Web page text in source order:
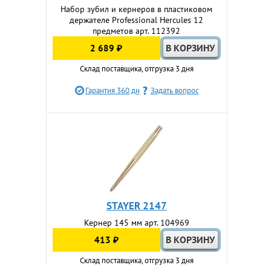
Набор зубил и кернеров в пластиковом
держателе Professional Hercules 12
предметов арт. 112392
2 689 ₽
Склад поставщика, отгрузка 3 дня
Гарантия 360 дн Задать вопрос
STAYER 2147
Кернер 145 мм арт. 104969
413 ₽
Склад поставщика, отгрузка 3 дня